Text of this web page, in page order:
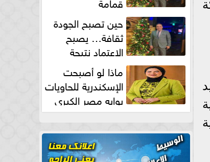
حين تصبح الجودة
ثقافة… يصبح
الاعتماد نتيجة
طبيعية
ماذا لو أصبحت
الإسكندرية للحاويات
بوابه مصر الكبري
للتجارة العالمية بقلم د...